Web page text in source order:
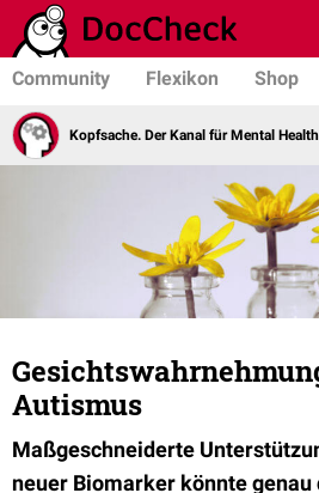
Community Flexikon Shop
Kopfsache. Der Kanal für Mental Health
Autismus
Maßgeschneiderte
neuer Biomarker könnte genau